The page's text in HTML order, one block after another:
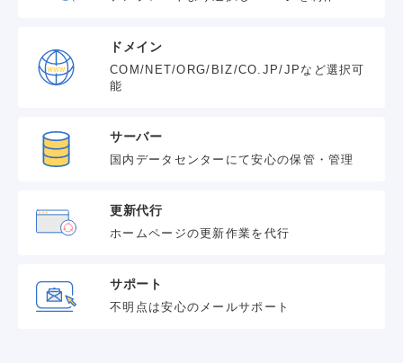
ドメイン
COM/NET/ORG/BIZ/CO.JP/JPなど選択可
能
サーバー
国内データセンターにて安心の保管・管理
更新代行
ホームページの更新作業を代行
サポート
不明点は安心のメールサポート